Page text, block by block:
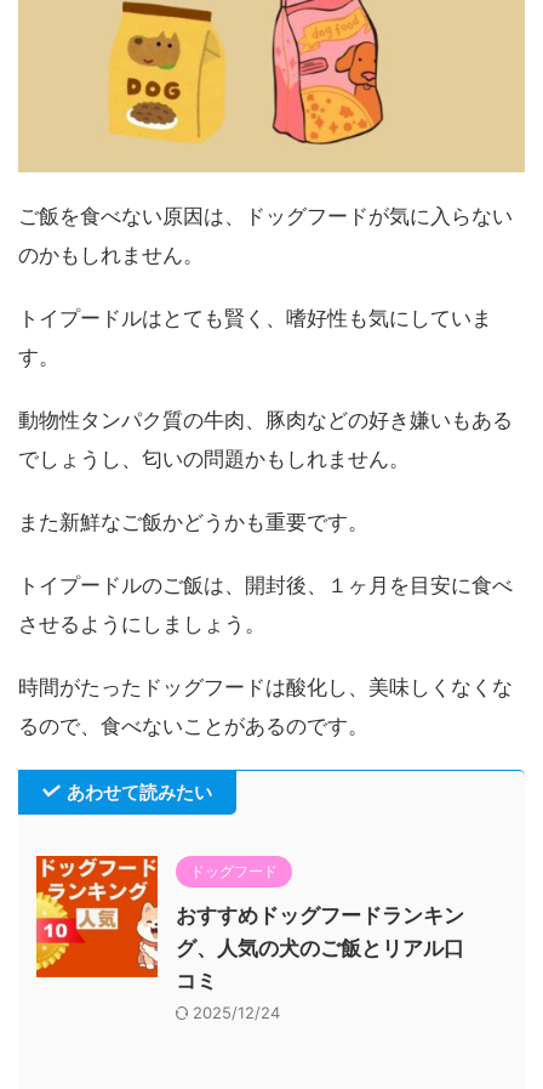
ご飯を食べない原因は、ドッグフードが気に入らない
のかもしれません。
トイプードルはとても賢く、嗜好性も気にしていま
す。
動物性タンパク質の牛肉、豚肉などの好き嫌いもある
でしょうし、匂いの問題かもしれません。
また新鮮なご飯かどうかも重要です。
トイプードルのご飯は、開封後、１ヶ月を目安に食べ
させるようにしましょう。
時間がたったドッグフードは酸化し、美味しくなくな
るので、食べないことがあるのです。
あわせて読みたい
ドッグフード
おすすめドッグフードランキン
グ、人気の犬のご飯とリアル口
コミ
2025/12/24